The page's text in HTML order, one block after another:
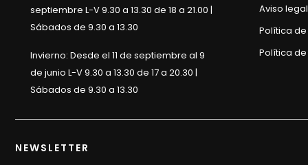
septiembre L-V 9.30 a 13.30 de 18 a 21.00 |
Sábados de 9.30 a 13.30
Invierno: Desde el 11 de septiembre al 9
de junio L-V 9.30 a 13.30 de 17 a 20.30 |
Sábados de 9.30 a 13.30
Aviso legal
Política
Política
NEWSLETTER